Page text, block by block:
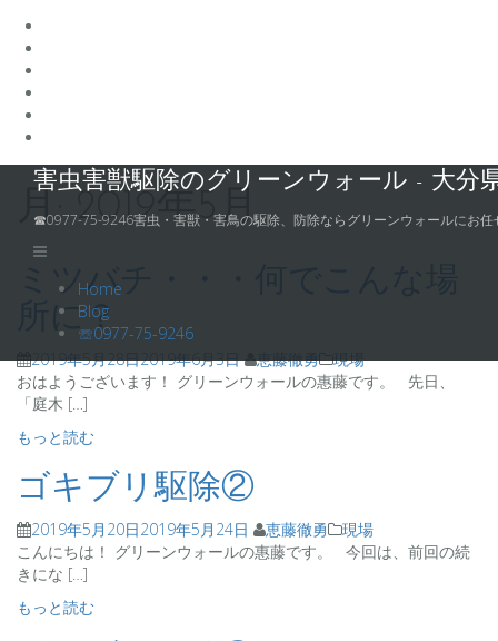
害虫害獣駆除のグリーンウォール - 大分
☎0977-75-9246害虫・害獣・害鳥の駆除、防除ならグリーンウォールにお任
Home
Blog
☏0977-75-9246
月:2019年5月
ミツバチ・・・何でこんな場
所に？
2019年5月28日2019年6月3日 恵藤徹勇
現場
おはようございます！ グリーンウォールの惠藤です。 先日、
「庭木 […]
もっと読む
ゴキブリ駆除②
2019年5月20日2019年5月24日 恵藤徹勇
現場
こんにちは！ グリーンウォールの惠藤です。 今回は、前回の続
きにな […]
もっと読む